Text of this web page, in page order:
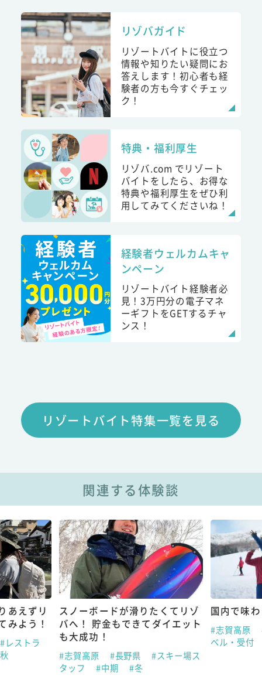
リゾバガイド
リゾートバイトに役立つ
情報や知りたい疑問にお
答えします！初心者も経
験者の方も今すぐチェッ
ク！
特典・福利厚生
リゾバ.com でリゾート
バイトをしたら、お得な
特典や福利厚生をぜひ利
用してみてくださいね！
経験者ウェルカムキャ
ンペーン
リゾートバイト経験者必
見！3万円分の電子マネ
ーギフトをGETするチャ
ンス！
リゾートバイト特集一覧を見る
関連する体験談
あえずリ
みよう！
#レストラ
スノーボードが滑りたくてリゾ
バへ！ 貯金もできてダイエット
も大成功！
#志賀高原 #長野県
#スキー場ス
タッフ
#中期 #冬
国内で味
#志賀高原
ベル・受付